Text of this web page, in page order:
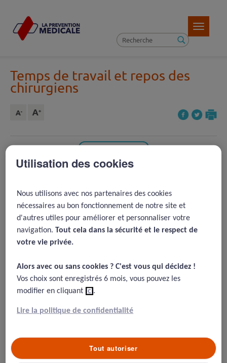
Toggle
Temps de travail et repos des
chirurgiens
Article précédent ( 14 )
REVENIR À LA LISTE D'ARTICLES
2013 -Limitation du temps de
travail des chirurgiens
EU regulations stopping doctors getting trained, warns top
surgeon
Résumé
Utilisation des cookies
Nous utilisons avec nos partenaires des cookies
nécessaires au bon fonctionnement de notre site et
d'autres utiles pour améliorer et personnaliser votre
navigation.Tout cela dans la sécurité et le respect de
votre vie privée.​
Alors avec ou sans cookies ? C'est vous qui décidez !​
Vos choix sont enregistrés 6 mois, vous pouvez les
modifier en cliquant ici.
Lire la politique de confidentialité
Tout autoriser